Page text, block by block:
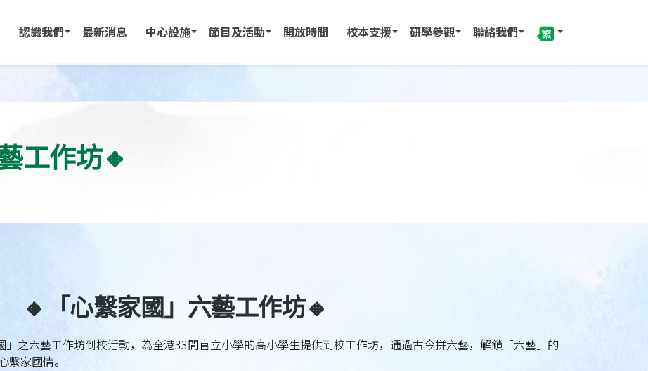
認識我們 最新消息 中心設施 節目及活動 開放時間 校本支援 研學參觀 聯絡我們
工作坊🔸
🔸「心繫家國」六藝工作坊🔸
之六藝工作坊到校活動，為全港33間官立小學的高小學生提供到校工作坊，通過古今拼六藝，解鎖「六藝」的
家國情。